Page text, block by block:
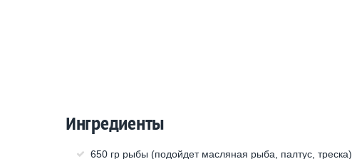
Ингредиенты
650 гр рыбы (подойдет масляная рыба, палтус, треска)